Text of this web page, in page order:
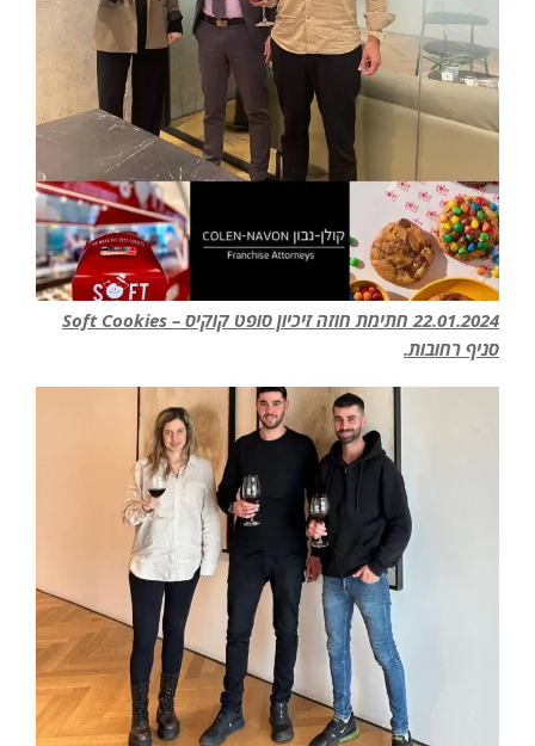
22.01.2024 חתימת חוזה זיכיון סופט קוקיס – Soft Cookies
סניף רחובות.